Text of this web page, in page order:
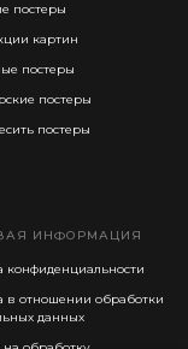
постеры
картин
постеры
постеры
постеры
ИНФОРМАЦИЯ
конфиденциальности
в отношении обработки
данных